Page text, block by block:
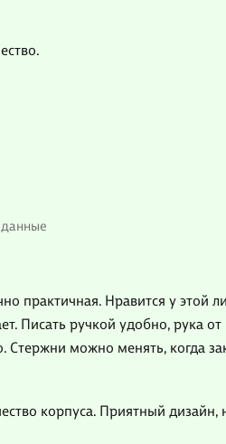
практичная. Нравится у этой
Писать ручкой удобно, рука
можно менять, когда
корпуса. Приятный